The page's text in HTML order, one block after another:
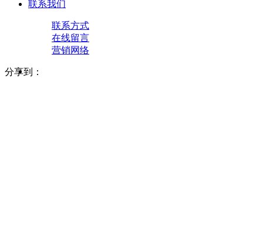
联系我们
联系方式
在线留言
营销网络
分享到：